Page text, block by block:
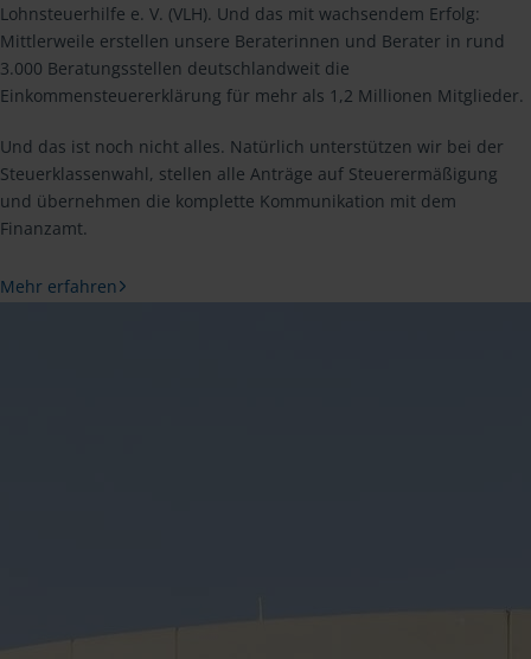
Lohnsteuerhilfe e. V. (VLH). Und das mit wachsendem Erfolg:
Mittlerweile erstellen unsere Beraterinnen und Berater in rund
3.000 Beratungsstellen deutschlandweit die
Einkommensteuererklärung für mehr als 1,2 Millionen Mitglieder.
Und das ist noch nicht alles. Natürlich unterstützen wir bei der
Steuerklassenwahl, stellen alle Anträge auf Steuerermäßigung
und übernehmen die komplette Kommunikation mit dem
Finanzamt.
Mehr erfahren